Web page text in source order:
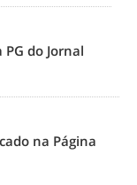
do Jornal
na Página